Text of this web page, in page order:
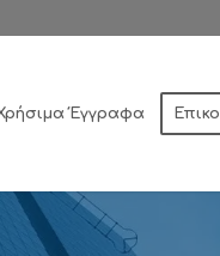
Έγγραφα